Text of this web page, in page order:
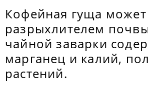
Кофейная гуща может
разрыхлителем
чайной заварки
марганец и калий,
растений.